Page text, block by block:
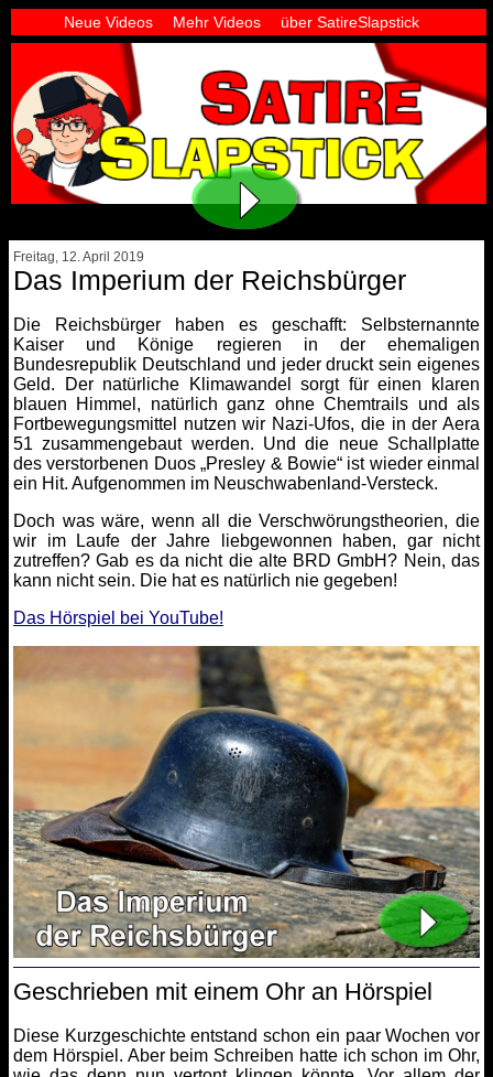
Neue Videos Mehr Videos über SatireSlapstick
Freitag, 12. April 2019
Das Imperium der Reichsbürger
Die Reichsbürger haben es geschafft: Selbsternannte
Kaiser und Könige regieren in der ehemaligen
Bundesrepublik Deutschland und jeder druckt sein eigenes
Geld. Der natürliche Klimawandel sorgt für einen klaren
blauen Himmel, natürlich ganz ohne Chemtrails und als
Fortbewegungsmittel nutzen wir Nazi-Ufos, die in der Aera
51 zusammengebaut werden. Und die neue Schallplatte
des verstorbenen Duos „Presley & Bowie“ ist wieder einmal
ein Hit. Aufgenommen im Neuschwabenland-Versteck.
Doch was wäre, wenn all die Verschwörungstheorien, die
wir im Laufe der Jahre liebgewonnen haben, gar nicht
zutreffen? Gab es da nicht die alte BRD GmbH? Nein, das
kann nicht sein. Die hat es natürlich nie gegeben!
Das Hörspiel bei YouTube!
Geschrieben mit einem Ohr an Hörspiel
Diese Kurzgeschichte entstand schon ein paar Wochen vor
dem Hörspiel. Aber beim Schreiben hatte ich schon im Ohr,